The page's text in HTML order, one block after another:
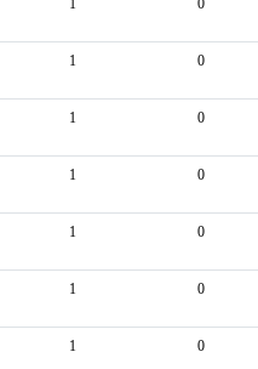
1 0
1 0
1 0
1 0
1 0
1 0
1 0